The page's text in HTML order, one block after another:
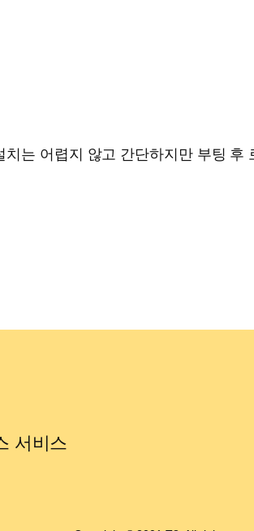
는 어렵지 않고 간단하지만 부팅
서비스